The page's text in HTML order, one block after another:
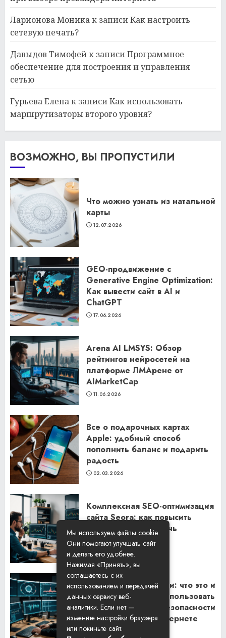
Ларионова Моникак записиКак настроить
сетевую печать?
Давыдов Тимофейк записиПрограммное
обеспечение для построения и управления
сетью
Гурьева Еленак записиКак использовать
маршрутизаторы второго уровня?
ВОЗМОЖНО, ВЫ ПРОПУСТИЛИ
Что можно узнать из натальной
карты
12.07.2026
GEO-продвижение с
Generative Engine Optimization:
Как вывести сайт в AI и
ChatGPT
17.06.2026
Arena AI LMSYS: Обзор
рейтингов нейросетей на
платформе ЛМАрене от
AIMarketCap
11.06.2026
Все о подарочных картах
Apple: удобный способ
пополнить баланс и подарить
радость
02.03.2026
Комплексная SEO-оптимизация
сайта Seora: как повысить
видимость и привлечь
клиентов
06.02.2026
Резидентские прокси: что это и
как их правильно использовать
для обеспечения безопасности
и анонимности в интернете
29.01.2026
Мы используем файлы cookie.
Они помогают улучшать сайт
и делать его удобнее.
Нажимая «Принять», вы
соглашаетесь с их
использованием и передачей
данных сервису веб-
аналитики. Если нет —
измените настройки браузера
или покиньте сайт.